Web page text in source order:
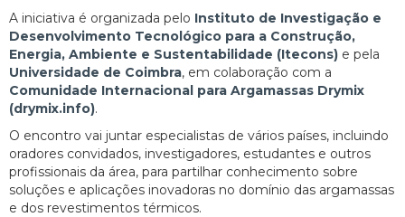
A iniciativa é organizada pelo Instituto de Investigação e
Desenvolvimento Tecnológico para a Construção,
Energia, Ambiente e Sustentabilidade (Itecons) e pela
Universidade de Coimbra, em colaboração com a
Comunidade Internacional para Argamassas Drymix
(drymix.info).
O encontro vai juntar especialistas de vários países, incluindo
oradores convidados, investigadores, estudantes e outros
profissionais da área, para partilhar conhecimento sobre
soluções e aplicações inovadoras no domínio das argamassas
e dos revestimentos térmicos.